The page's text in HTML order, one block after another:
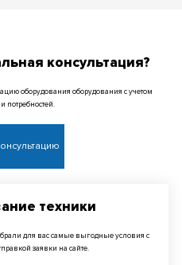
консультация?
оборудования оборудования с учетом
потребностей.
техники
для вас самые выгодные условия с
заявки на сайте.